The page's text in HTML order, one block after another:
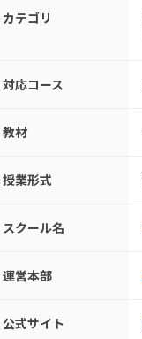
カテゴリ
対応コース
教材
授業形式
スクール名
運営本部
公式サイト